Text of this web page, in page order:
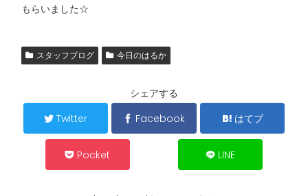
もらいました☆
スタッフブログ 今日のはるか
シェアする
Twitter
Facebook はてブ
Pocket LINE